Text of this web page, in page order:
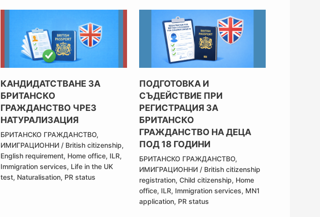
КАНДИДАТСТВАНЕ ЗА
БРИТАНСКО
ГРАЖДАНСТВО ЧРЕЗ
НАТУРАЛИЗАЦИЯ
БРИТАНСКО ГРАЖДАНСТВО,
ИМИГРАЦИОННИ/ British citizenship,
English requirement, Home office, ILR,
Immigration services, Life in the UK
test, Naturalisation, PR status
ПОДГОТОВКА И
СЪДЕЙСТВИЕ ПРИ
РЕГИСТРАЦИЯ ЗА
БРИТАНСКО
ГРАЖДАНСТВО НА ДЕЦА
ПОД 18 ГОДИНИ
БРИТАНСКО ГРАЖДАНСТВО,
ИМИГРАЦИОННИ/ British citizenship
registration, Child citizenship, Home
office, ILR, Immigration services, MN1
application, PR status